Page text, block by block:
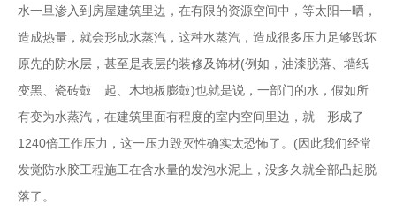
水一旦渗入到房屋建筑里边，在有限的资源空间中，等太阳一晒，
造成热量，就会形成水蒸汽，这种水蒸汽，造成很多压力足够毁坏
原先的防水层，甚至是表层的装修及饰材(例如，油漆脱落、墙纸
变黑、瓷砖鼓 起、木地板膨鼓)也就是说，一部门的水，假如所
有变为水蒸汽，在建筑里面有程度的室内空间里边，就 形成了
1240倍工作压力，这一压力毁灭性确实太恐怖了。(因此我们经常
发觉防水胶工程施工在含水量的发泡水泥上，没多久就全部凸起脱
落了。